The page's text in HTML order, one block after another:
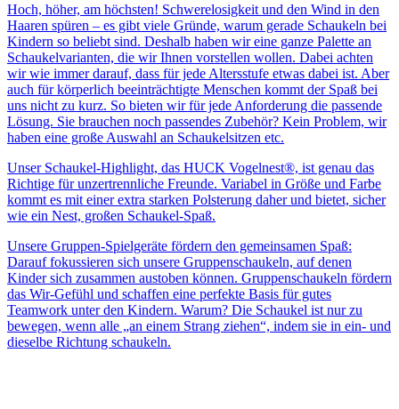
Hoch, höher, am höchsten! Schwerelosigkeit und den Wind in den
Haaren spüren – es gibt viele Gründe, warum gerade Schaukeln bei
Kindern so beliebt sind. Deshalb haben wir eine ganze Palette an
Schaukelvarianten, die wir Ihnen vorstellen wollen. Dabei achten
wir wie immer darauf, dass für jede Altersstufe etwas dabei ist. Aber
auch für körperlich beeinträchtigte Menschen kommt der Spaß bei
uns nicht zu kurz. So bieten wir für jede Anforderung die passende
Lösung. Sie brauchen noch passendes Zubehör? Kein Problem, wir
haben eine große Auswahl an Schaukelsitzen etc.
Unser Schaukel-Highlight, das HUCK Vogelnest®, ist genau das
Richtige für unzertrennliche Freunde. Variabel in Größe und Farbe
kommt es mit einer extra starken Polsterung daher und bietet, sicher
wie ein Nest, großen Schaukel-Spaß.
Unsere Gruppen-Spielgeräte fördern den gemeinsamen Spaß:
Darauf fokussieren sich unsere Gruppenschaukeln, auf denen
Kinder sich zusammen austoben können. Gruppenschaukeln fördern
das Wir-Gefühl und schaffen eine perfekte Basis für gutes
Teamwork unter den Kindern. Warum? Die Schaukel ist nur zu
bewegen, wenn alle „an einem Strang ziehen“, indem sie in ein- und
dieselbe Richtung schaukeln.